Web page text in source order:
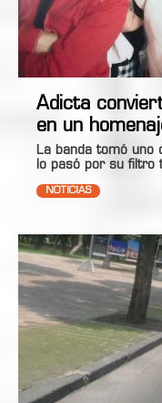
Adicta
en un
La banda tomó uno
lo pasó por su filtro
NOTICIAS